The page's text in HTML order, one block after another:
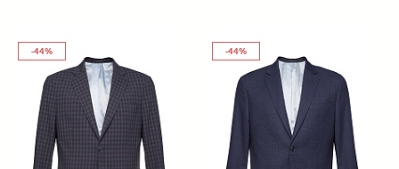
-44% -44%